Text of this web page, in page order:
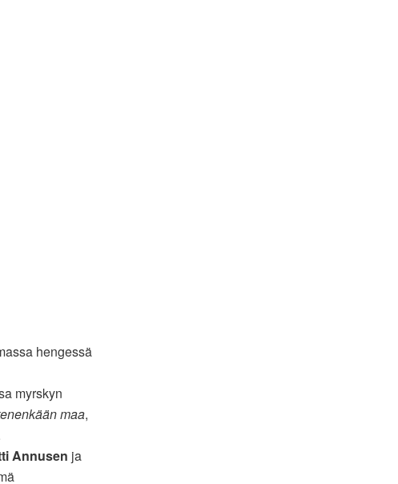
hengessä
myrskyn
maa,
Annusen ja